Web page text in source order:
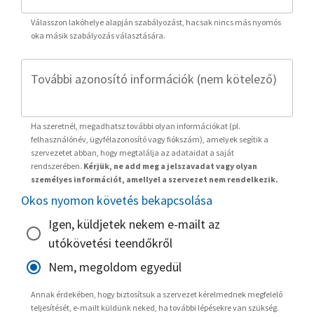
Válasszon lakóhelye alapján szabályozást, hacsak nincs más nyomós
oka másik szabályozás választására.
További azonosító információk (nem kötelező)
Ha szeretnél, megadhatsz további olyan információkat (pl.
felhasználónév, ügyfélazonosító vagy fiókszám), amelyek segítik a
szervezetet abban, hogy megtalálja az adataidat a saját
rendszerében. Kérjük, ne add meg a jelszavadat vagy olyan
személyes információt, amellyel a szervezet nem rendelkezik.
Okos nyomon követés bekapcsolása
Igen, küldjetek nekem e-mailt az
utókövetési teendőkről
Nem, megoldom egyedül
Annak érdekében, hogy biztosítsuk a szervezet kérelmednek megfelelő
teljesítését, e-mailt küldünk neked, ha további lépésekre van szükség.